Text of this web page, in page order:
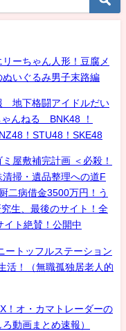
ーちゃん人形！豆腐メ
いぐるみ男子末路編
地下格闘アイドルだい
んねる BNK48 ！
！STU48！SKE48
屋敷補完計画 ＜必殺！
掃・遺品整理への道F
二病借金3500万円！う
生、最後のサイト！全
イト絶賛！公開中
ートッフルステーション
活！（無職孤独居老人的
オ・カマトレーダーの
動画まとめ速報）